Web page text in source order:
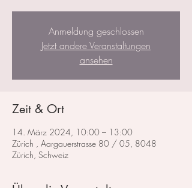
Anmeldung geschlossen
Jetzt andere Veranstaltungen
ansehen
Zeit & Ort
14. März 2024, 10:00 – 13:00
Zürich , Aargauerstrasse 80 / 05, 8048
Zürich, Schweiz